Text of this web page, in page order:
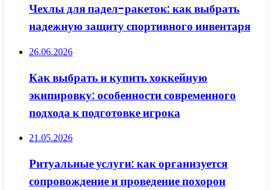
Чехлы для падел-ракеток: как выбрать
надежную защиту спортивного инвентаря
26.06.2026
Как выбрать и купить хоккейную
экипировку: особенности современного
подхода к подготовке игрока
21.05.2026
Ритуальные услуги: как организуется
сопровождение и проведение похорон